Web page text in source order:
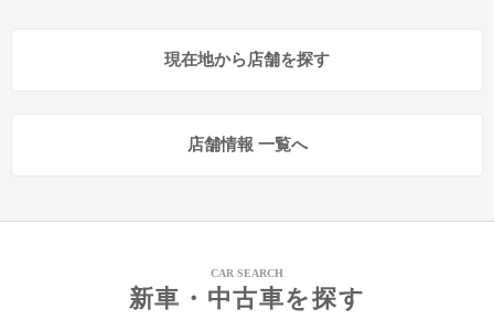
現在地から店舗を探す
店舗情報 一覧へ
CAR SEARCH
新車・中古車を探す